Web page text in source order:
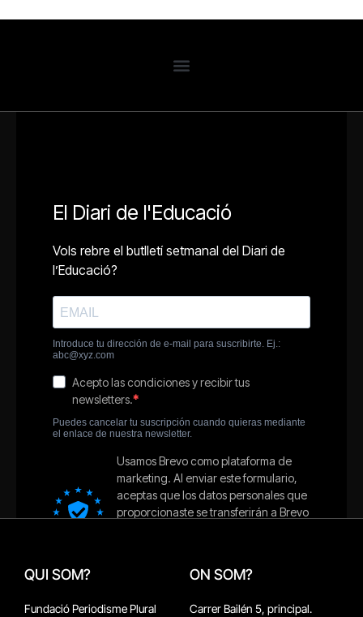
QUI SOM?
Fundació Periodisme Plural
ON SOM?
Carrer Bailén 5, principal.